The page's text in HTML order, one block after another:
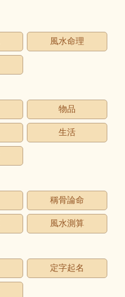
風水命理
物品
生活
稱骨論命
風水測算
定字起名